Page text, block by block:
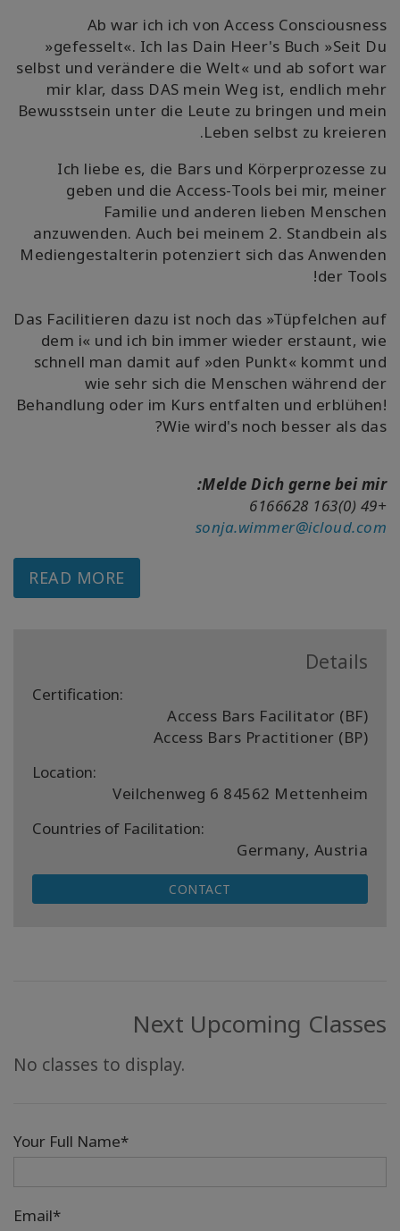
Ab war ich ich von Access Consciousness
»gefesselt«. Ich las Dain Heer's Buch »Seit Du
selbst und verändere die Welt« und ab sofort war
mir klar, dass DAS mein Weg ist, endlich mehr
Bewusstsein unter die Leute zu bringen und mein
Leben selbst zu kreieren.
Ich liebe es, die Bars und Körperprozesse zu
geben und die Access-Tools bei mir, meiner
Familie und anderen lieben Menschen
anzuwenden. Auch bei meinem 2. Standbein als
Mediengestalterin potenziert sich das Anwenden
der Tools!
Das Facilitieren dazu ist noch das »Tüpfelchen auf
dem i« und ich bin immer wieder erstaunt, wie
schnell man damit auf »den Punkt« kommt und
wie sehr sich die Menschen während der
Behandlung oder im Kurs entfalten und erblühen!
Wie wird's noch besser als das?
Melde Dich gerne bei mir:
+49 (0)163 6166628
sonja.wimmer@icloud.com
READ MORE
Details
Certification:
Access Bars Facilitator (BF)
Access Bars Practitioner (BP)
Location:
Veilchenweg 6 84562 Mettenheim
Countries of Facilitation:
Germany, Austria
CONTACT
Next Upcoming Classes
No classes to display.
Your Full Name*
Email*